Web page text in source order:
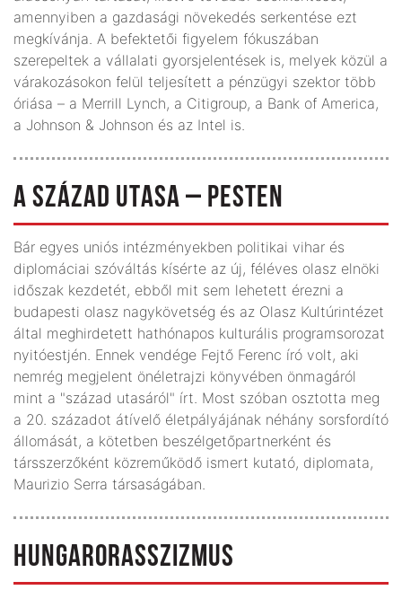
amennyiben a gazdasági növekedés serkentése ezt
megkívánja. A befektetői figyelem fókuszában
szerepeltek a vállalati gyorsjelentések is, melyek közül a
várakozásokon felül teljesített a pénzügyi szektor több
óriása – a Merrill Lynch, a Citigroup, a Bank of America,
a Johnson & Johnson és az Intel is.
A SZÁZAD UTASA – PESTEN
Bár egyes uniós intézményekben politikai vihar és
diplomáciai szóváltás kísérte az új, féléves olasz elnöki
időszak kezdetét, ebből mit sem lehetett érezni a
budapesti olasz nagykövetség és az Olasz Kultúrintézet
által meghirdetett hathónapos kulturális programsorozat
nyitóestjén. Ennek vendége Fejtő Ferenc író volt, aki
nemrég megjelent önéletrajzi könyvében önmagáról
mint a "század utasáról" írt. Most szóban osztotta meg
a 20. századot átívelő életpályájának néhány sorsfordító
állomását, a kötetben beszélgetőpartnerként és
társszerzőként közreműködő ismert kutató, diplomata,
Maurizio Serra társaságában.
HUNGARORASSZIZMUS